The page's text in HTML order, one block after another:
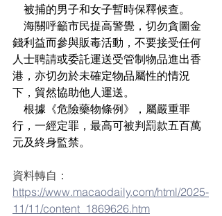
被捕的男子和女子暫時保釋候查。
海關呼籲市民提高警覺，切勿貪圖金
錢利益而參與販毒活動，不要接受任何
人士聘請或委託運送受管制物品進出香
港，亦切勿於未確定物品屬性的情況
下，貿然協助他人運送。
根據《危險藥物條例》，屬嚴重罪
行，一經定罪，最高可被判罰款五百萬
元及終身監禁。
資料轉自：
https://www.macaodaily.com/html/2025-
11/11/content_1869626.htm